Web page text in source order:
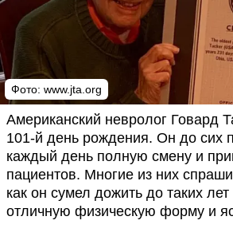
Фото: www.jta.org
Американский невролог Говард
101-й день рождения. Он до сих
каждый день полную смену и
пациентов. Многие из них
как он сумел дожить до таких
отличную физическую форму и